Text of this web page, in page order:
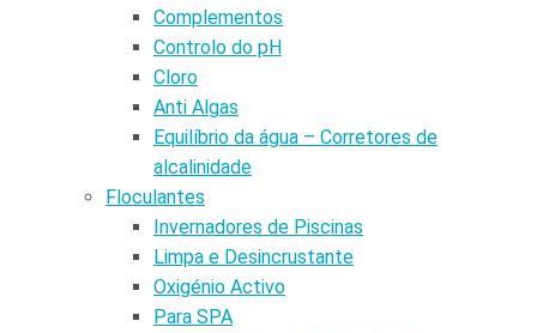
Complementos
Controlo do pH
Cloro
Anti Algas
Equilíbrio da água – Corretores de
alcalinidade
Floculantes
Invernadores de Piscinas
Limpa e Desincrustante
Oxigénio Activo
Para SPA